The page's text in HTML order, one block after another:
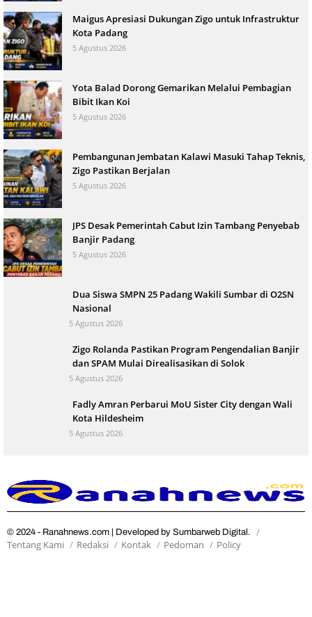
Maigus Apresiasi Dukungan Zigo untuk Infrastruktur
Kota Padang
5 Agustus 2026
Yota Balad Dorong Gemarikan Melalui Pembagian
Bibit Ikan Koi
5 Agustus 2026
Pembangunan Jembatan Kalawi Masuki Tahap Teknis,
Zigo Pastikan Berjalan
5 Agustus 2026
JPS Desak Pemerintah Cabut Izin Tambang Penyebab
Banjir Padang
5 Agustus 2026
Dua Siswa SMPN 25 Padang Wakili Sumbar di O2SN
Nasional
5 Agustus 2026
Zigo Rolanda Pastikan Program Pengendalian Banjir
dan SPAM Mulai Direalisasikan di Solok
5 Agustus 2026
Fadly Amran Perbarui MoU Sister City dengan Wali
Kota Hildesheim
5 Agustus 2026
© 2024 - Ranahnews.com | Developed by Sumbarweb Digital.
Tentang Kami Redaksi Kontak Pedoman Policy